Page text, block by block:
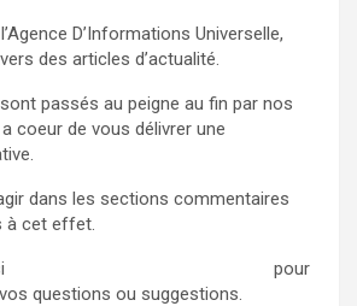
D’Informations Universelle,
des articles d’actualité.
passés au peigne au fin par nos
coeur de vous délivrer une
dans les sections commentaires
à cet effet.
pour
questions ou suggestions.